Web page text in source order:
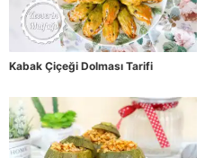
Kabak Çiçeği Dolması Tarifi